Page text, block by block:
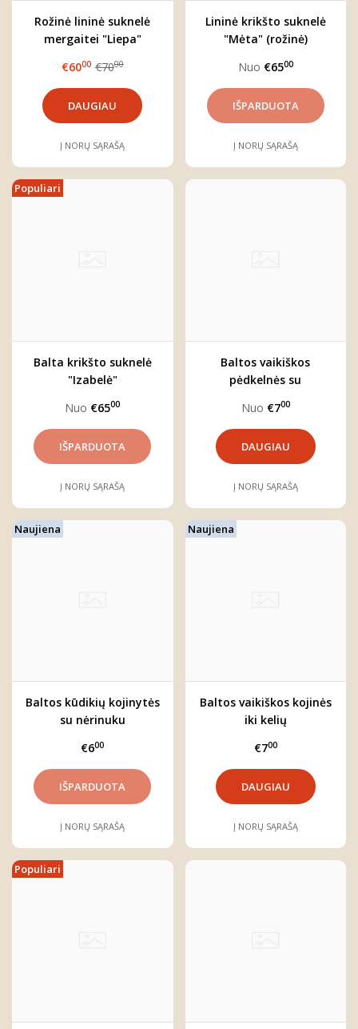
Rožinė lininė suknelė
mergaitei "Liepa"
€6000 €7000
DAUGIAU
Į NORŲ SĄRAŠĄ
Lininė krikšto suknelė
"Mėta" (rožinė)
Nuo €6500
Į NORŲ SĄRAŠĄ
Populiari
Balta krikšto suknelė
"Izabelė"
Nuo €6500
Į NORŲ SĄRAŠĄ
Baltos vaikiškos
pėdkelnės su
Nuo €700
DAUGIAU
Į NORŲ SĄRAŠĄ
Naujiena
Baltos kūdikių kojinytės
su nėrinuku
€600
Į NORŲ SĄRAŠĄ
Naujiena
Baltos vaikiškos kojinės
iki kelių
€700
DAUGIAU
Į NORŲ SĄRAŠĄ
Populiari